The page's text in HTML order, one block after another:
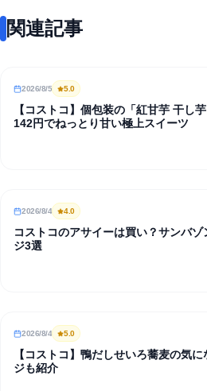
関連記事
REVIEW
2026/8/5 5.0
【コストコ】個包装の「紅甘芋 干し
142円でねっとり甘い極上スイーツ
REVIEW
2026/8/4 4.0
コストコのアサイーは買い？サンバ
ジ3選
REVIEW
2026/8/4 5.0
【コストコ】鴨だしせいろ蕎麦の気
ジも紹介